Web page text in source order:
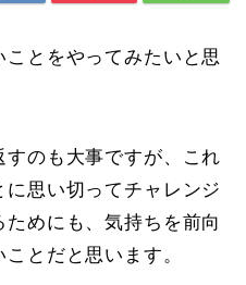
とをやってみたいと思
のも大事ですが、これ
思い切ってチャレンジ
めにも、気持ちを前向
とだと思います。